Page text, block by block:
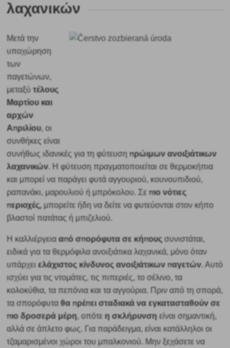
λαχανικών
Μετά την
υποχώρηση
των
παγετώνων,
μεταξύτέλους
Μαρτίου και
αρχών
Απριλίου, οι
συνθήκες είναι
συνήθως ιδανικές για τη φύτευσηπρώιμων ανοιξιάτικων
λαχανικών. Η φύτευση πραγματοποιείται σε θερμοκήπια
και μπορεί να παράγει φυτά αγγουριού, κουνουπιδιού,
ραπανάκι, μαρουλιού ή μπρόκολου. Σεπιο νότιες
περιοχές, μπορείτε ήδη να δείτε να φυτεύονται στον κήπο
βλαστοί πατάτας ή μπιζελιού.
Η καλλιέργειααπό σπορόφυτα σε κήπουςσυνιστάται,
ειδικά για τα θερμόφιλα ανοιξιάτικα λαχανικά, μόνο όταν
υπάρχειελάχιστος κίνδυνος ανοιξιάτικων παγετών. Αυτό
ισχύει για τις ντομάτες, τις πιπεριές, το σέλινο, τα
κολοκύθια, τα πεπόνια και τα αγγούρια. Πριν από τη σπορά,
τα σπορόφυταθα πρέπει σταδιακά να εγκατασταθούν σε
πιο δροσερά μέρη, οπότεη σκλήρυνση είναι σημαντική,
αλλά σε άπλετο φως. Για παράδειγμα, είναι κατάλληλοι οι
τζαμαρισμένοι χώροι του μπαλκονιού. Μην ξεχάσετε να